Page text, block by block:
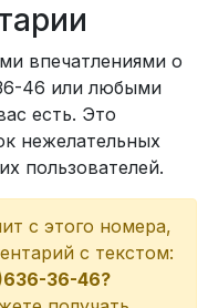
впечатлениями о
46 или любыми
есть. Это
нежелательных
пользователей.
с этого номера,
с текстом:
36-46?